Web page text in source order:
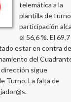
telemática a la
plantilla de
participación
el 56,6 %. El 69,7
estar en contra de
del
sigue
Turno. La falta de